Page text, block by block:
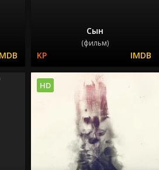
Сын
(фильм)
HD